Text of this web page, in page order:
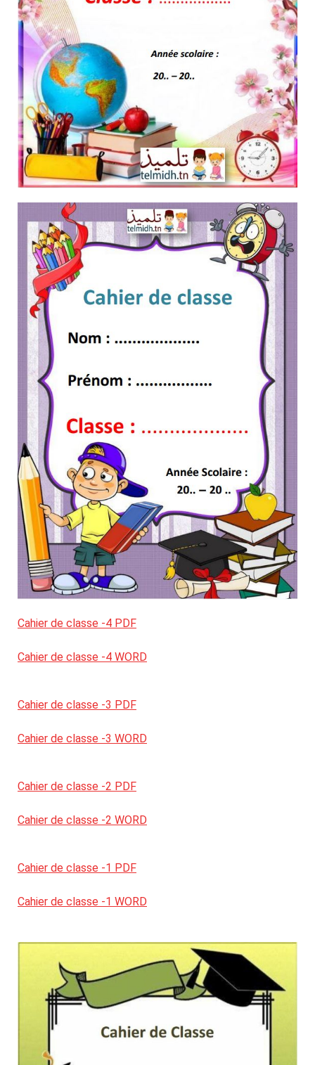
Cahier de classe -4 PDF
Cahier de classe -4 WORD
Cahier de classe -3 PDF
Cahier de classe -3 WORD
Cahier de classe -2 PDF
Cahier de classe -2 WORD
Cahier de classe -1 PDF
Cahier de classe -1 WORD